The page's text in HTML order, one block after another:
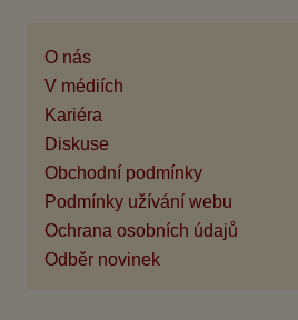
O nás
V médiích
Kariéra
Diskuse
Obchodní podmínky
Podmínky užívání webu
Ochrana osobních údajů
Odběr novinek